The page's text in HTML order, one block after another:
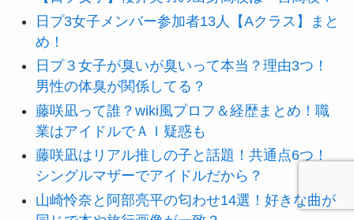
日プ3女子メンバー参加者13人【Aクラス】まと
め！
日プ３女子が臭いが臭いって本当？理由3つ！
男性の体臭が関係してる？
藤咲凪って誰？wiki風プロフ＆経歴まとめ！職
業はアイドルでＡＩ疑惑も
藤咲凪はリアル推しの子と話題！共通点6つ！
シングルマザーでアイドルだから？
山崎怜奈と阿部亮平の匂わせ14選！好きな曲が